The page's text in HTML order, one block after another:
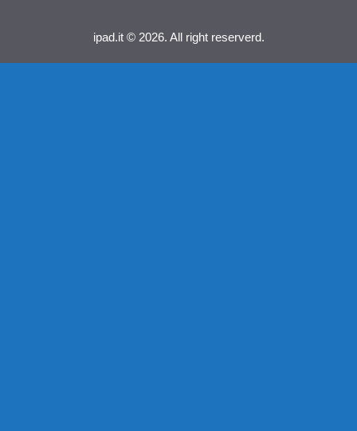
ipad.it © 2026. All right reserverd.